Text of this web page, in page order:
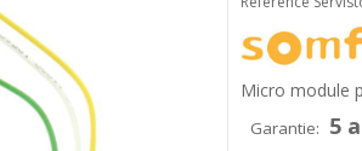
Micro module
Garantie: 5